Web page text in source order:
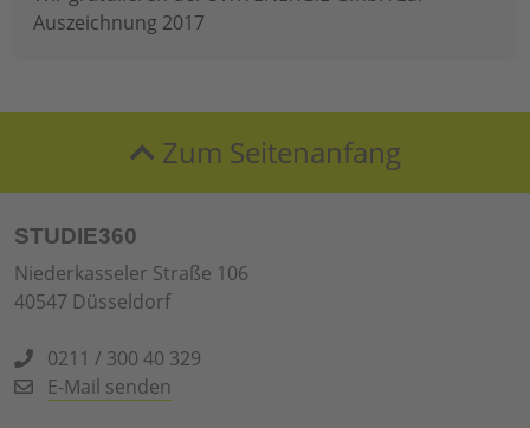
Auszeichnung 2017
Zum Seitenanfang
STUDIE360
Niederkasseler Straße 106
40547 Düsseldorf
0211 / 300 40 329
E-Mail senden